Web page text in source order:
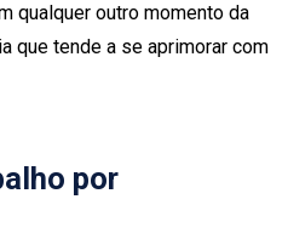
qualquer outro momento da
que tende a se aprimorar com
por